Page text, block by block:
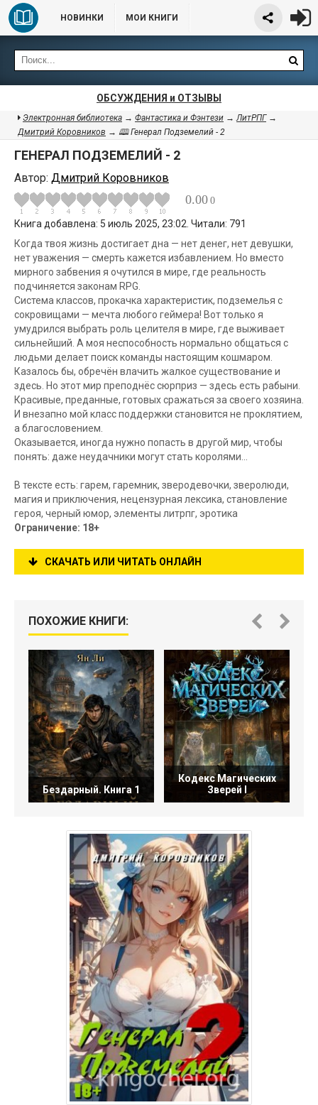
НОВИНКИ МОИ КНИГИ
ОБСУЖДЕНИЯ и ОТЗЫВЫ
Электронная библиотека → Фантастика и Фэнтези →ЛитРПГ→
Дмитрий Коровников → 🕮 Генерал Подземелий - 2
ГЕНЕРАЛ ПОДЗЕМЕЛИЙ - 2
Автор: Дмитрий Коровников
0.00 0
Книга добавлена: 5 июль 2025, 23:02. Читали: 791
Когда твоя жизнь достигает дна — нет денег, нет девушки,
нет уважения — смерть кажется избавлением. Но вместо
мирного забвения я очутился в мире, где реальность
подчиняется законам RPG.
Система классов, прокачка характеристик, подземелья с
сокровищами — мечта любого геймера! Вот только я
умудрился выбрать роль целителя в мире, где выживает
сильнейший. А моя неспособность нормально общаться с
людьми делает поиск команды настоящим кошмаром.
Казалось бы, обречён влачить жалкое существование и
здесь. Но этот мир преподнёс сюрприз — здесь есть рабыни.
Красивые, преданные, готовых сражаться за своего хозяина.
И внезапно мой класс поддержки становится не проклятием,
а благословением.
Оказывается, иногда нужно попасть в другой мир, чтобы
понять: даже неудачники могут стать королями...
В тексте есть: гарем, гаремник, зверодевочки, зверолюди,
магия и приключения, нецензурная лексика, становление
героя, черный юмор, элементы литрпг, эротика
Ограничение: 18+
СКАЧАТЬ ИЛИ ЧИТАТЬ ОНЛАЙН
ПОХОЖИЕ КНИГИ:
Бездарный. Книга 1
Кодекс Магических
Зверей I